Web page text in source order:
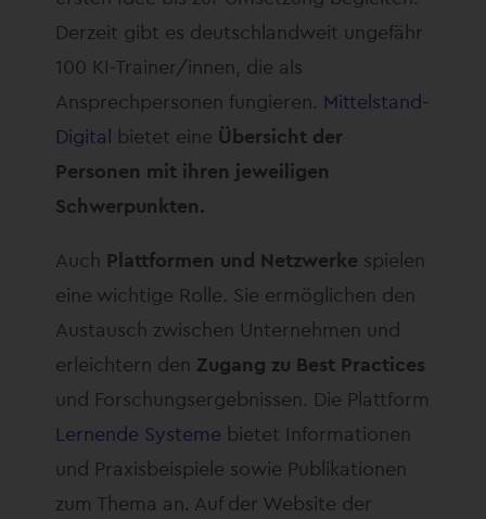
Derzeit gibt es deutschlandweit ungefähr
100 KI-Trainer/innen, die als
Ansprechpersonen fungieren. Mittelstand-
Digital bietet eine Übersicht der
Personen mit ihren jeweiligen
Schwerpunkten.
Auch Plattformen und Netzwerke spielen
eine wichtige Rolle. Sie ermöglichen den
Austausch zwischen Unternehmen und
erleichtern den Zugang zu Best Practices
und Forschungsergebnissen. Die Plattform
Lernende Systeme bietet Informationen
und Praxisbeispiele sowie Publikationen
zum Thema an. Auf der Website der